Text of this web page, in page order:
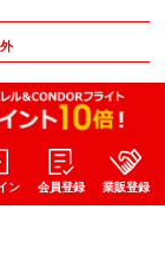
ン 会員登録 業販登録